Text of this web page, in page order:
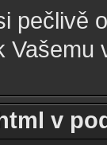
pečlivě
Vašemu
v